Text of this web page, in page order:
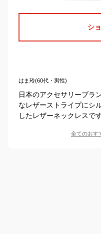
シ
はま玲(60代・男性)
日本のアクセサリーブラ
なレザーストライプにシ
したレザーネックレスです
全てのおす